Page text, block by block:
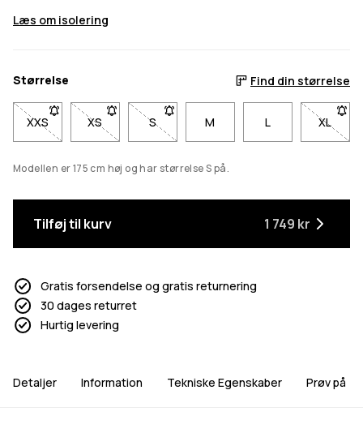
Læs om isolering
Størrelse Find din størrelse
XXS- Størrelse XXS er ikke tilgængelig. Klik for at blive
XS- Størrelse XS er ikke tilgængelig. Klik for at blive
S- Størrelse S er ikke tilgængelig. Klik
M L XL
-
Modellen er 175 cm høj og har størrelse S på.
Tilføj til kurv 1 749 kr
Gratis forsendelse og gratis returnering
30 dages returret
Hurtig levering
Detaljer Information Tekniske Egenskaber Prøv på